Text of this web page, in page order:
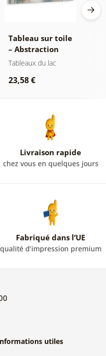
Tableau sur toile
– Abstraction
moderne avec
Tableaux du lac
23,58 €
Livraison rapide
chez vous en quelques jours
Fabriqué dans l’UE
qualité d’impression premium
utiles